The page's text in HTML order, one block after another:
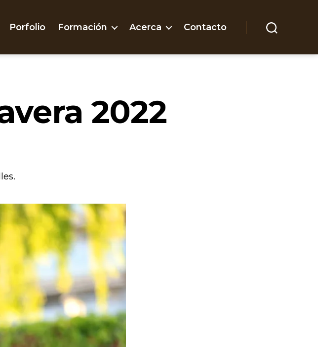
Porfolio Formación Acerca Contacto
2022